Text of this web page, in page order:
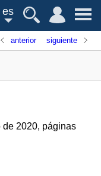
es
anterior siguiente
de 2020, páginas